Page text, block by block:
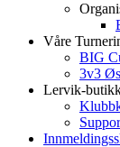
Våre
BIG
3v3
Lervik-